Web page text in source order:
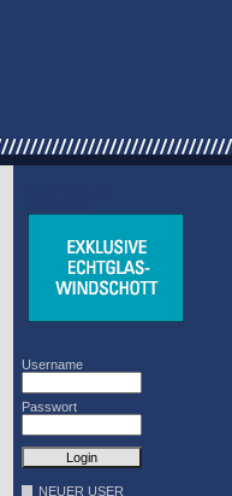
Username
Passwort
NEUER USER